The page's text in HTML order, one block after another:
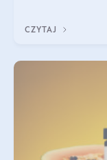
CZYTAJ